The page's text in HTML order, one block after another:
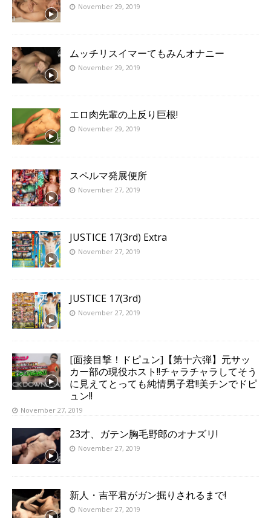
November 29, 2019
ムッチリスイマーてもみんオナニー
November 29, 2019
エロ肉先輩の上反り巨根!
November 29, 2019
スペルマ発展便所
November 27, 2019
JUSTICE 17(3rd) Extra
November 27, 2019
JUSTICE 17(3rd)
November 27, 2019
[面接目撃！ドピュン]【第十六弾】元サッ
カー部の現役ホスト!!チャラチャラしてそう
に見えてとっても純情男子君!!美チンでドピ
ュン!!
November 27, 2019
23才、ガテン胸毛野郎のオナズリ!
November 27, 2019
新人・吉平君がガン掘りされるまで!
November 27, 2019